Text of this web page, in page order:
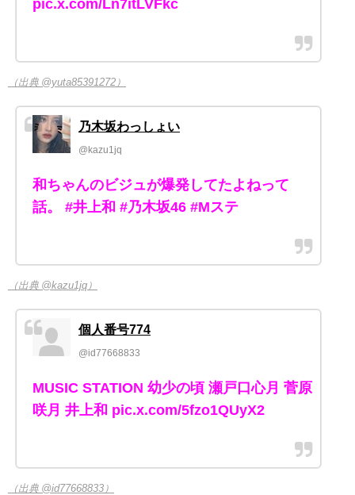
pic.x.com/Ln7itLVFkc
（出典 @yuta85391272）
乃木坂わっしょい
@kazu1jq
和ちゃんのビジュが爆発してたよねって
話。 #井上和 #乃木坂46 #Mステ
（出典 @kazu1jq）
個人番号774
@id77668833
MUSIC STATION 幼少の頃 瀬戸口心月 菅原
咲月 井上和 pic.x.com/5fzo1QUyX2
（出典 @id77668833）